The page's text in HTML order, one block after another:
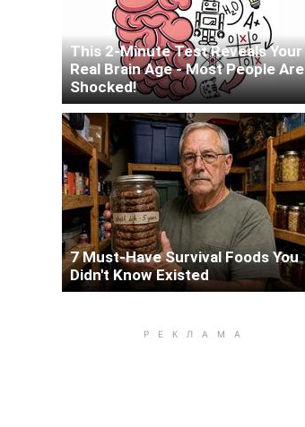
This 2-Minute Test Reveals Your
Real Brain Age - Most People Are
Shocked!
7 Must-Have Survival Foods You
Didn't Know Existed